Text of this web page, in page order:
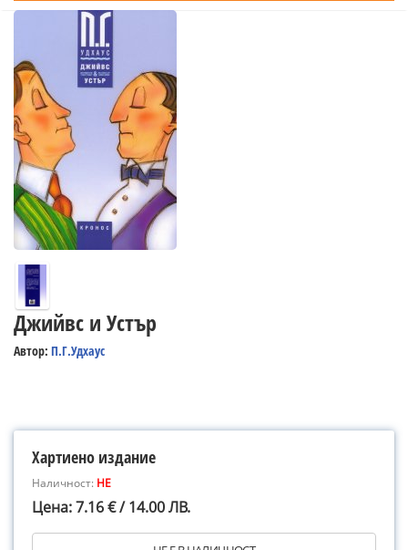
Джийвс и Устър
Автор: П.Г.Удхаус
Хартиено издание
Наличност: НЕ
Цена: 7.16 € / 14.00 ЛВ.